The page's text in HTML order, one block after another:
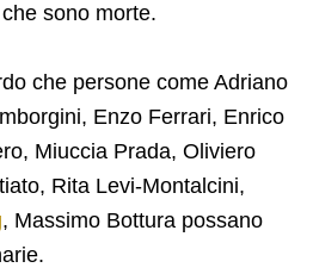
sono morte.
che persone come Adriano
Enzo Ferrari, Enrico
Miuccia Prada, Oliviero
Rita Levi-Montalcini,
, Massimo Bottura possano